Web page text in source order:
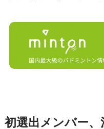
初選出メンバー